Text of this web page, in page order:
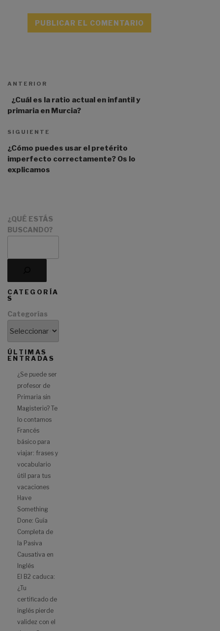
e
t
v
e
:
ANTERIOR
¿Cuál es la ratio actual en infantil y
primaria en Murcia?
SIGUIENTE
¿Cómo puedes usar el pretérito
imperfecto correctamente? Os lo
explicamos
¿QUÉ ESTÁS
BUSCANDO?
CATEGORÍA
S
Categorías
ÚLTIMAS
ENTRADAS
¿Se puede ser
profesor de
Primaria sin
Magisterio? Te
lo contamos
Francés
básico para
viajar: frases y
vocabulario
útil para tus
vacaciones
Have
Something
Done: Guía
Completa de
la Pasiva
Causativa en
Inglés
El B2 caduca:
¿Tu
certificado de
inglés pierde
validez con el